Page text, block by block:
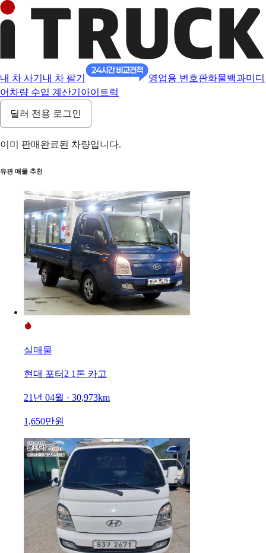
내 차 사기 내 차 팔기 영업용 번호판화물백과미디
어 차량 수입 계산기 아이트럭
딜러 전용 로그인
이미 판매완료된 차량입니다.
유관 매물 추천
실매물
현대 포터2 1톤 카고
21년 04월 · 30,973km
1,650만원